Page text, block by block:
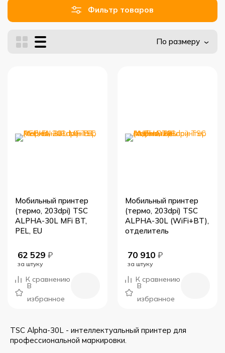
Фильтр товаров
По размеру
Мобильный принтер
(термо, 203dpi) TSC
ALPHA-30L MFi BT,
PEL, EU
62 529 ₽
за штуку
К сравнению
В
избранное
Мобильный принтер
(термо, 203dpi) TSC
ALPHA-30L (WiFi+BT),
отделитель
70 910 ₽
за штуку
К сравнению
В
избранное
TSC Alpha-30L - интеллектуальный принтер для
профессиональной маркировки.